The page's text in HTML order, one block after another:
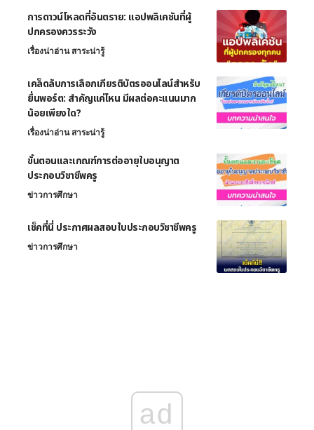
การดาวน์โหลดที่อันตราย: แอปพลิเคชันที่ผู้
ปกครองควรระวัง
เรื่องน่าอ่าน สาระน่ารู้
เคล็ดลับการเลือกเกียรติบัตรออนไลน์สำหรับ
ยื่นพอร์ต: สำคัญแค่ไหน มีผลต่อคะแนนมาก
น้อยเพียงใด?
เรื่องน่าอ่าน สาระน่ารู้
ขั้นตอนและเกณฑ์การต่ออายุใบอนุญาต
ประกอบวิชาชีพครู
ข่าวการศึกษา
เช็คที่นี่ ประกาศผลสอบใบประกอบวิชาชีพครู
ข่าวการศึกษา
ad